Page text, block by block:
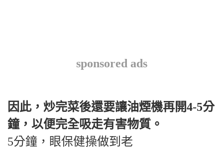
sponsored ads
因此，炒完菜後還要讓油煙機再開4-5分
鐘，以便完全吸走有害物質。
5分鐘，眼保健操做到老